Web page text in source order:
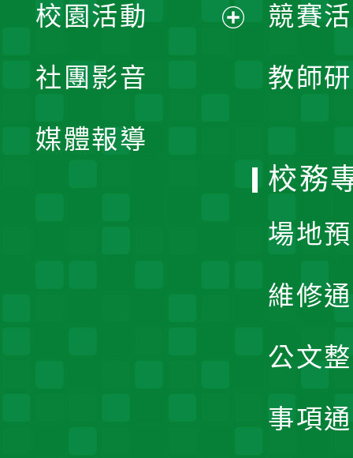
競賽
教師
開
校園活動
社團影音
媒體報導
校務
場地
維修
公文
事項